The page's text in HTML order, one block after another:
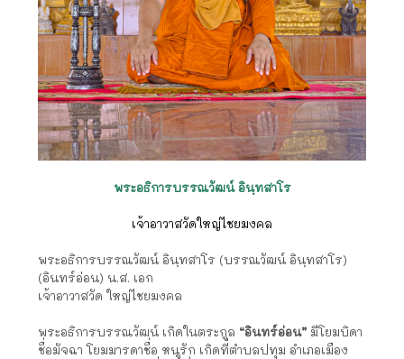
พระอธิการบรรณวัฒน์ อินฺทสาโร
เจ้าอาวาสวัดใหญ่ไชยมงคล
พระอธิการบรรณวัฒน์ อินฺทสาโร (บรรณวัฒน์ อินฺทสาโร)
(อินทร์อ่อน) น.ส. เอก
เจ้าอาวาสวัด ใหญ่ไชยมงคล
พระอธิการบรรณวัฒน์ เกิดในตระกูล “อินทร์อ่อน” มีโยมบิดา
ชื่อมัจฉา โยมมารดาชื่อ หนูรัก เกิดที่ตำบลปทุม อำเภอเมือง